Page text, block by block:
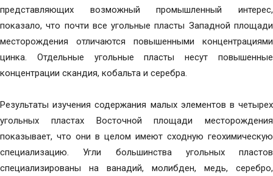
представляющих возможный промышленный интерес,
показало, что почти все угольные пласты Западной площади
месторождения отличаются повышенными концентрациями
цинка. Отдельные угольные пласты несут повышенные
концентрации скандия, кобальта и серебра.
Результаты изучения содержания малых элементов в четырех
угольных пластах Восточной площади месторождения
показывает, что они в целом имеют сходную геохимическую
специализацию. Угли большинства угольных пластов
специализированы на ванадий, молибден, медь, серебро,